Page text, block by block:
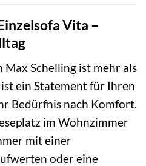
Vita –
Max Schelling ist mehr als
ein Statement für Ihren
Bedürfnis nach Komfort.
im Wohnzimmer
mit einer
oder eine